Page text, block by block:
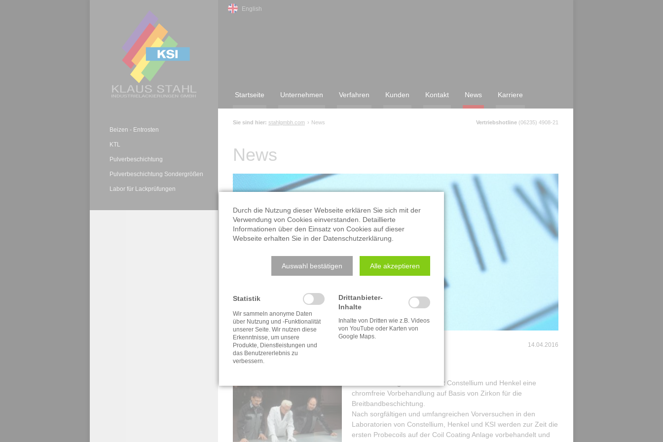
Startseite Unternehmen Verfahren Kunden Kontakt News Karriere
English
Beizen - Entrosten
KTL
Pulverbeschichtung
Pulverbeschichtung Sondergrößen
Labor für Lackprüfungen
Sie sind hier: stahlgmbh.com News Vertriebshotline (06235) 4908-21
News
14.04.2016
Chromfreie Vorbehandlung
KSI entwickelt gemeinsam mit Constellium und Henkel eine
chromfreie Vorbehandlung auf Basis von Zirkon für die
Breitbandbeschichtung.
Nach sorgfältigen und umfangreichen Vorversuchen in den
Laboratorien von Constellium, Henkel und KSI werden zur Zeit die
ersten Probecoils auf der Coil Coating Anlage vorbehandelt und
Durch die Nutzung dieser Webseite erklären Sie sich mit der
Verwendung von Cookies einverstanden. Detaillierte
Informationen über den Einsatz von Cookies auf dieser
Webseite erhalten Sie in der Datenschutzerklärung
Auswahl bestätigen Alle akzeptieren
Statistik
Wir sammeln anonyme Daten
über Nutzung und -Funktionalität
unserer Seite. Wir nutzen diese
Erkenntnisse, um unsere
Produkte, Dienstleistungen und
das Benutzererlebnis zu
verbessern.
Drittanbieter-
Inhalte
Inhalte von Dritten wie z.B. Videos
von YouTube oder Karten von
Google Maps.